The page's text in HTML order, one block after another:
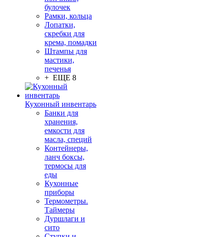
булочек
Рамки, кольца
Лопатки,
скребки для
крема, помадки
Штампы для
мастики,
печенья
+ ЕЩЕ 8
Кухонный инвентарь
Банки для
хранения,
емкости для
масла, специй
Контейнеры,
ланч боксы,
термосы для
еды
Кухонные
приборы
Термометры.
Таймеры
Дуршлаги и
сито